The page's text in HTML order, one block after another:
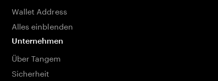
Wallet Address
Alles einblenden
Unternehmen
Über Tangem
Sicherheit